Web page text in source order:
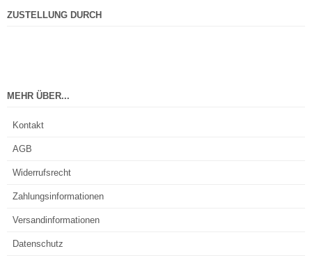
ZUSTELLUNG DURCH
MEHR ÜBER...
Kontakt
AGB
Widerrufsrecht
Zahlungsinformationen
Versandinformationen
Datenschutz